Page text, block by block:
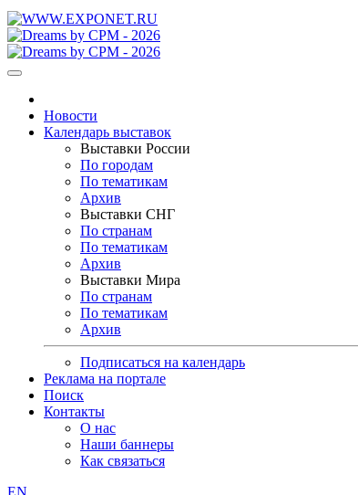
Новости
Календарь выставок
Выставки России
По городам
По тематикам
Архив
Выставки СНГ
По странам
По тематикам
Архив
Выставки Мира
По странам
По тематикам
Архив
Подписаться на календарь
Реклама на портале
Поиск
Контакты
О нас
Наши баннеры
Как связаться
EN